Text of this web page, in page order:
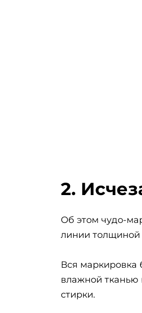
2.
Об этом чудо-
линии толщиной
Вся маркировка
влажной тканью
стирки.